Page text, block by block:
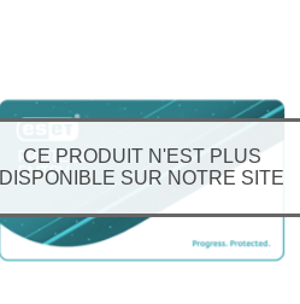
CE PRODUIT N'EST PLUS
DISPONIBLE SUR NOTRE SITE